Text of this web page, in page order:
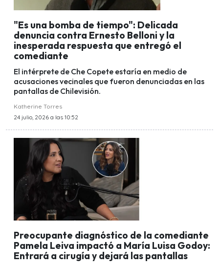
"Es una bomba de tiempo": Delicada
denuncia contra Ernesto Belloni y la
inesperada respuesta que entregó el
comediante
El intérprete de Che Copete estaría en medio de
acusaciones vecinales que fueron denunciadas en las
pantallas de Chilevisión.
Katherine Torres
24 julio, 2026 a las 10:52
Preocupante diagnóstico de la comediante
Pamela Leiva impactó a María Luisa Godoy:
Entrará a cirugía y dejará las pantallas